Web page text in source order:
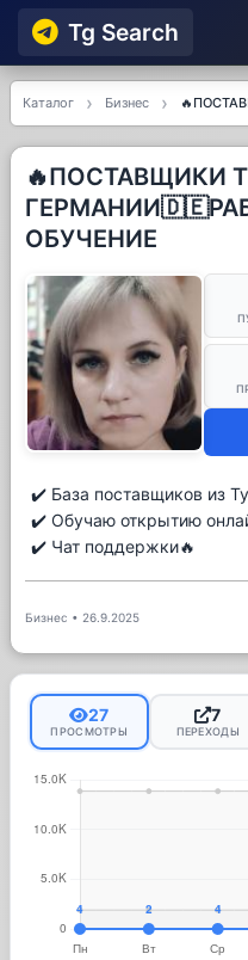
Tg Searсh
Каталог Бизнес
🔥ПОСТАВЩИКИ
ОБУЧЕНИЕ
✔️ База поставщиков из
✔️ Обучаю открытию
✔️ Чат поддержки🔥
Бизнес • 26.9.2025
27
ПРОСМОТРЫ
7
ПЕРЕХОДЫ